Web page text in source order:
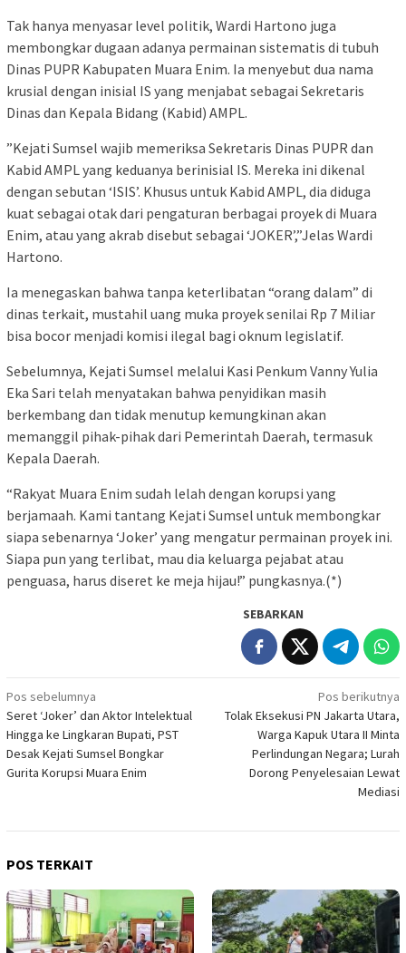
​Tak hanya menyasar level politik, Wardi Hartono juga
membongkar dugaan adanya permainan sistematis di tubuh
Dinas PUPR Kabupaten Muara Enim. Ia menyebut dua nama
krusial dengan inisial IS yang menjabat sebagai Sekretaris
Dinas dan Kepala Bidang (Kabid) AMPL.
​”Kejati Sumsel wajib memeriksa Sekretaris Dinas PUPR dan
Kabid AMPL yang keduanya berinisial IS. Mereka ini dikenal
dengan sebutan ‘ISIS’. Khusus untuk Kabid AMPL, dia diduga
kuat sebagai otak dari pengaturan berbagai proyek di Muara
Enim, atau yang akrab disebut sebagai ‘JOKER’,”Jelas Wardi
Hartono.
​Ia menegaskan bahwa tanpa keterlibatan “orang dalam” di
dinas terkait, mustahil uang muka proyek senilai Rp 7 Miliar
bisa bocor menjadi komisi ilegal bagi oknum legislatif.
​Sebelumnya, Kejati Sumsel melalui Kasi Penkum Vanny Yulia
Eka Sari telah menyatakan bahwa penyidikan masih
berkembang dan tidak menutup kemungkinan akan
memanggil pihak-pihak dari Pemerintah Daerah, termasuk
Kepala Daerah.
“Rakyat Muara Enim sudah lelah dengan korupsi yang
berjamaah. Kami tantang Kejati Sumsel untuk membongkar
siapa sebenarnya ‘Joker’ yang mengatur permainan proyek ini.
Siapa pun yang terlibat, mau dia keluarga pejabat atau
penguasa, harus diseret ke meja hijau!” pungkasnya.(*)
SEBARKAN
Navigasi
pos
Pos sebelumnya
Seret ‘Joker’ dan Aktor Intelektual
Hingga ke Lingkaran Bupati, PST
Desak Kejati Sumsel Bongkar
Gurita Korupsi Muara Enim
Pos berikutnya
Tolak Eksekusi PN Jakarta Utara,
Warga Kapuk Utara II Minta
Perlindungan Negara; Lurah
Dorong Penyelesaian Lewat
Mediasi
POS TERKAIT